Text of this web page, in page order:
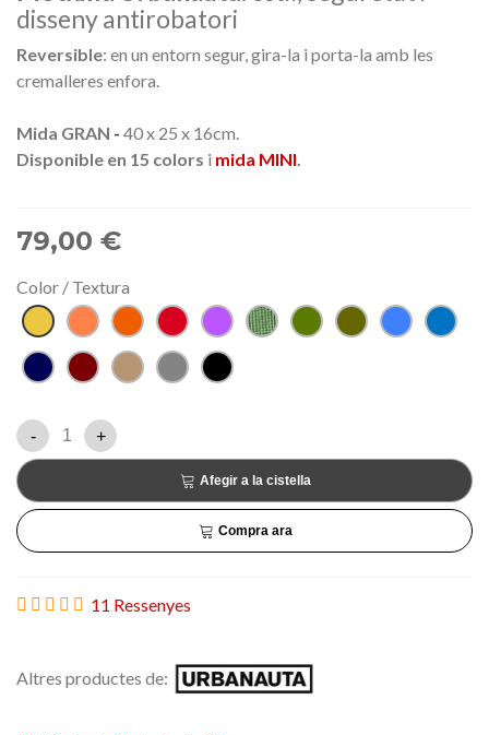
disseny antirobatori
Reversible: en un entorn segur, gira-la i porta-la amb les
cremalleres enfora.
Mida GRAN - 40 x 25 x 16cm.
Disponible en 15 colors i mida MINI.
79,00 €
Color / Textura
MostassaCarbassa
Teula VermellLila GespaVerd Caqui Blau
Blau
Oceà
Marí
GranaBeige Gris Negre
- +
Afegir a la cistella
Compra ara
11 Ressenyes
Altres productes de: